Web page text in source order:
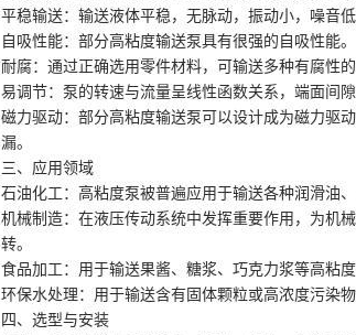
平稳输送：输送液体平稳，无脉动，振动小，噪音低
自吸性能：部分高粘度输送泵具有很强的自吸性能。
耐腐：通过正确选用零件材料，可输送多种有腐性的
易调节：泵的转速与流量呈线性函数关系，端面间
磁力驱动：部分高粘度输送泵可以设计成为磁力驱
漏。
三、应用领域
石油化工：高粘度泵被普遍应用于输送各种润滑油
机械制造：在液压传动系统中发挥重要作用，为机
转。
食品加工：用于输送果酱、糖浆、巧克力浆等高粘
环保水处理：用于输送含有固体颗粒或高浓度污染物
四、选型与安装